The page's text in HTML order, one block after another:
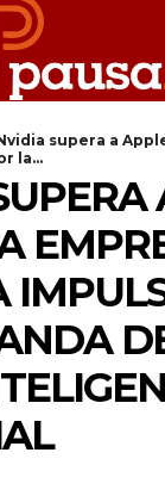
supera a
la...